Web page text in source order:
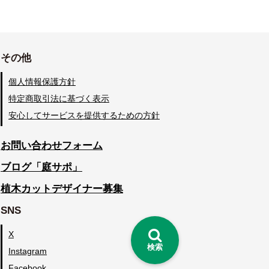
検索
その他
個人情報保護方針
特定商取引法に基づく表示
安心してサービスを提供するための方針
お問い合わせフォーム
ブログ「庭サポ」
植木カットデザイナー募集
SNS
X
Instagram